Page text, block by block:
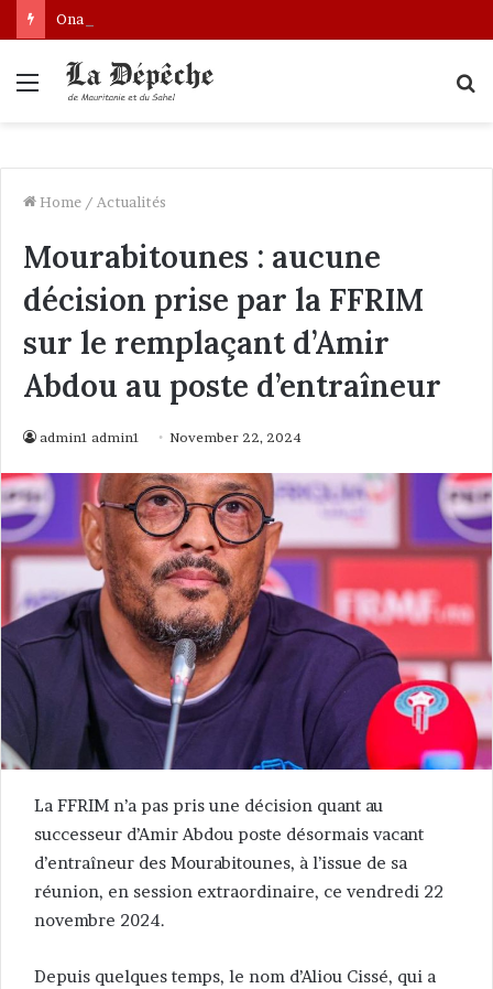
Ona: le nouveau bâtonnier installé
Menu
Home / Actualités
Mourabitounes : aucune
décision prise par la FFRIM
sur le remplaçant d’Amir
Abdou au poste d’entraîneur
admin1 admin1 November 22, 2024
La FFRIM n’a pas pris une décision quant au
successeur d’Amir Abdou poste désormais vacant
d’entraîneur des Mourabitounes, à l’issue de sa
réunion, en session extraordinaire, ce vendredi 22
novembre 2024.
Depuis quelques temps, le nom d’Aliou Cissé, qui a